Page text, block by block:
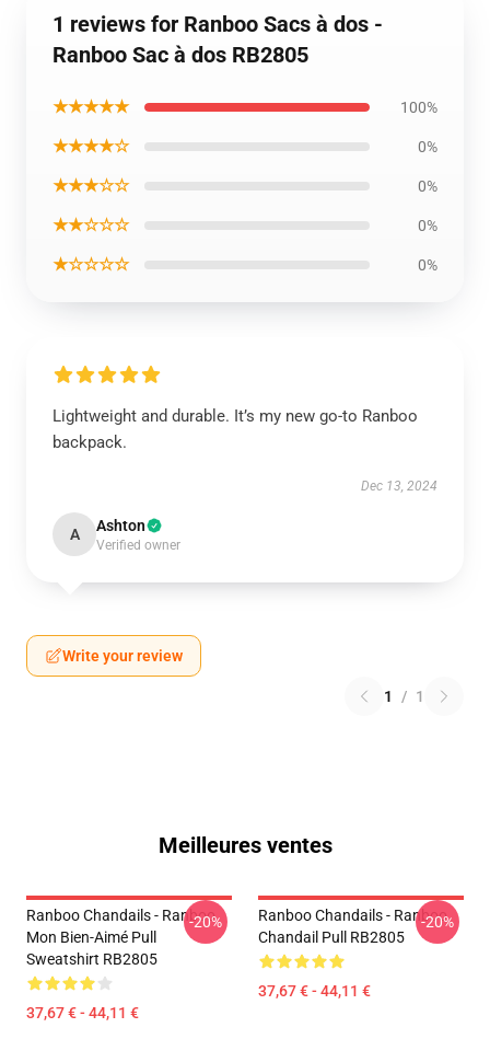
1 reviews for Ranboo Sacs à dos -
Ranboo Sac à dos RB2805
★★★★★ 100%
★★★★☆ 0%
★★★☆☆ 0%
★★☆☆☆ 0%
★☆☆☆☆ 0%
Lightweight and durable. It’s my new go-to Ranboo
backpack.
Dec 13, 2024
A Ashton
Verified owner
Write your review
1 / 1
Meilleures ventes
Ranboo Chandails - Ranboo
Mon Bien-Aimé Pull
Sweatshirt RB2805
37,67 € - 44,11 €
-20%
Ranboo Chandails - Ranboo
Chandail Pull RB2805
37,67 € - 44,11 €
-20%